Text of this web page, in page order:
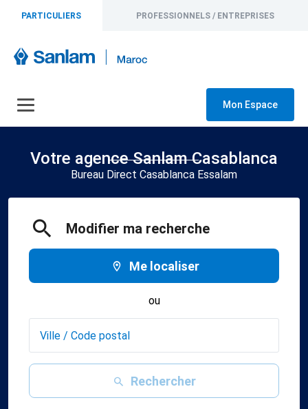
PARTICULIERS PROFESSIONNELS / ENTREPRISES
Mon Espace
Votre agence Sanlam Casablanca
Bureau Direct Casablanca Essalam
Modifier ma recherche
Me localiser
ou
Rechercher